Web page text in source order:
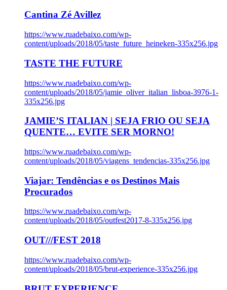
Cantina Zé Avillez
https://www.ruadebaixo.com/wp-
content/uploads/2018/05/taste_future_heineken-335x256.jpg
TASTE THE FUTURE
https://www.ruadebaixo.com/wp-
content/uploads/2018/05/jamie_oliver_italian_lisboa-3976-1-
335x256.jpg
JAMIE’S ITALIAN | SEJA FRIO OU SEJA
QUENTE… EVITE SER MORNO!
https://www.ruadebaixo.com/wp-
content/uploads/2018/05/viagens_tendencias-335x256.jpg
Viajar: Tendências e os Destinos Mais
Procurados
https://www.ruadebaixo.com/wp-
content/uploads/2018/05/outfest2017-8-335x256.jpg
OUT///FEST 2018
https://www.ruadebaixo.com/wp-
content/uploads/2018/05/brut-experience-335x256.jpg